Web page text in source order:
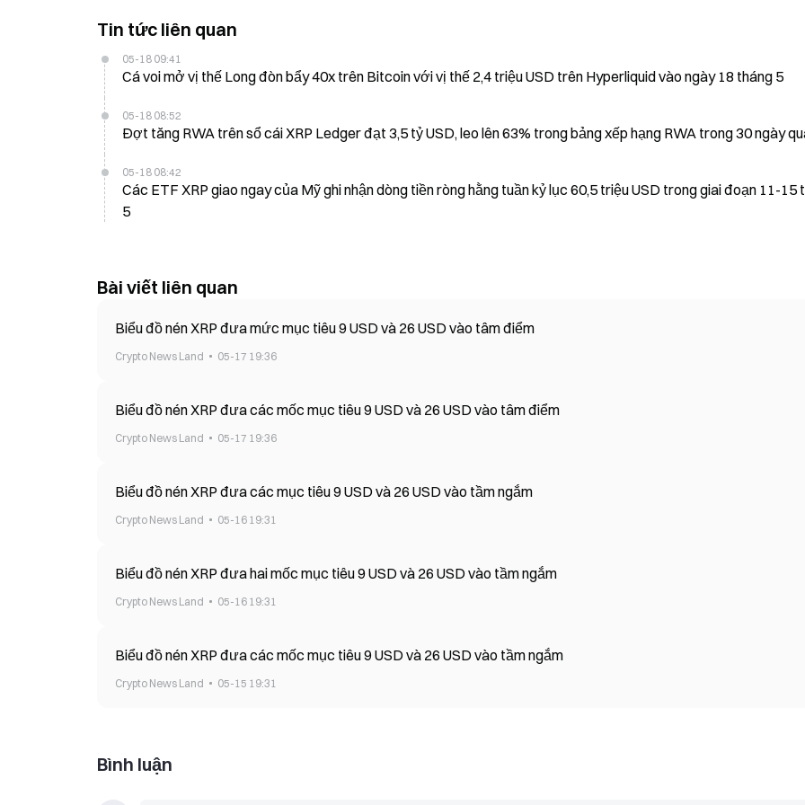
Tin tức liên quan
05-18 09:41
Cá voi mở vị thế Long đòn bẩy 40x trên Bitcoin với vị thế 2,4 triệu USD trên Hyperliquid vào ngày 18 tháng 5
05-18 08:52
Đợt tăng RWA trên sổ cái XRP Ledger đạt 3,5 tỷ USD, leo lên 63% trong bảng xếp hạng RWA trong 30 ngày
05-18 08:42
Các ETF XRP giao ngay của Mỹ ghi nhận dòng tiền ròng hằng tuần kỷ lục 60,5 triệu USD trong giai đoạn 11-15
5
Bài viết liên quan
Biểu đồ nén XRP đưa mức mục tiêu 9 USD và 26 USD vào tâm điểm
Crypto News Land 05-17 19:36
Biểu đồ nén XRP đưa các mốc mục tiêu 9 USD và 26 USD vào tâm điểm
Crypto News Land 05-17 19:36
Biểu đồ nén XRP đưa các mục tiêu 9 USD và 26 USD vào tầm ngắm
Crypto News Land 05-16 19:31
Biểu đồ nén XRP đưa hai mốc mục tiêu 9 USD và 26 USD vào tầm ngắm
Crypto News Land 05-16 19:31
Biểu đồ nén XRP đưa các mốc mục tiêu 9 USD và 26 USD vào tầm ngắm
Crypto News Land 05-15 19:31
Bình luận